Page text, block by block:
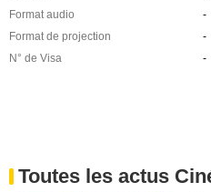
Format audio
-
Format de projection
-
N° de Visa
-
Toutes les actus